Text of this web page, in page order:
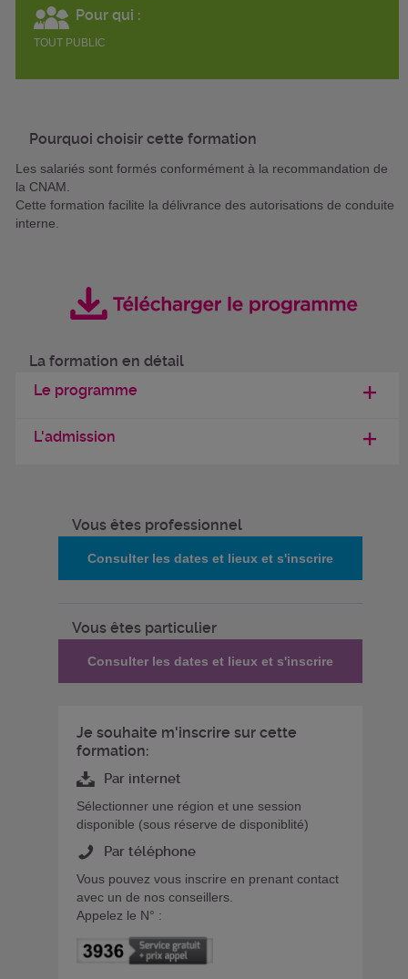
Pour qui :
TOUT PUBLIC
Pourquoi choisir cette formation
Les salariés sont formés conformément à la recommandation de
la CNAM.
Cette formation facilite la délivrance des autorisations de conduite
interne.
La formation en détail
Le programme
L'admission
Vous êtes professionnel
Consulter les dates et lieux et s'inscrire
Vous êtes particulier
Consulter les dates et lieux et s'inscrire
Je souhaite m'inscrire sur cette
formation:
Par internet
Sélectionner une région et une session
disponible (sous réserve de disponiblité)
Par téléphone
Vous pouvez vous inscrire en prenant contact
avec un de nos conseillers.
Appelez le N° :